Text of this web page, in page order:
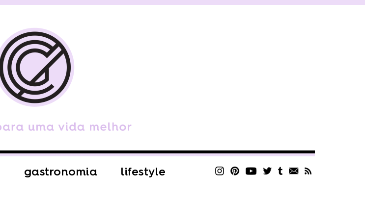
gastronomia lifestyle